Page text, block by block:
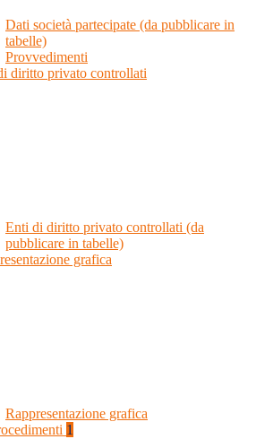
Dati società partecipate (da pubblicare in
tabelle)
Provvedimenti
diritto privato controllati
Enti di diritto privato controllati (da
pubblicare in tabelle)
grafica
Rappresentazione grafica
1